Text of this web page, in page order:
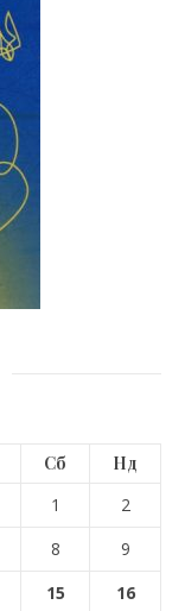
Сб
Нд
1
2
8
9
15
16